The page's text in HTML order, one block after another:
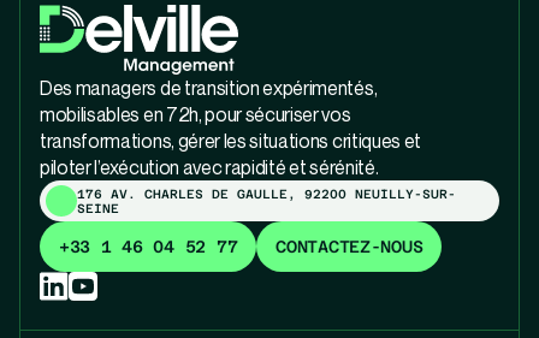
Des managers de transition expérimentés,
mobilisables en 72h, pour sécuriser vos
transformations, gérer les situations critiques et
piloter l’exécution avec rapidité et sérénité.
176 AV. CHARLES DE GAULLE, 92200 NEUILLY-SUR-
SEINE
+33 1 46 04 52 77 CONTACTEZ-NOUS